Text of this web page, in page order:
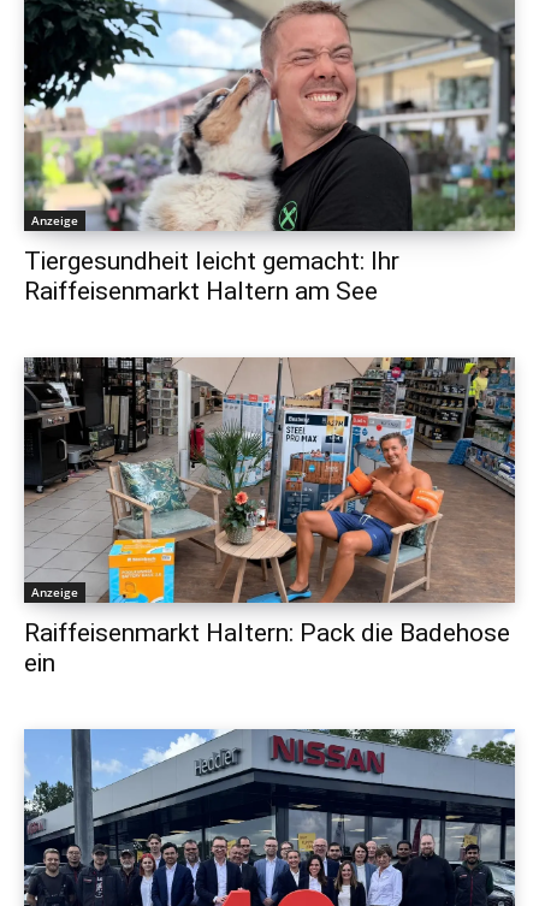
Anzeige
Tiergesundheit leicht gemacht: Ihr
Raiffeisenmarkt Haltern am See
Anzeige
Raiffeisenmarkt Haltern: Pack die Badehose
ein